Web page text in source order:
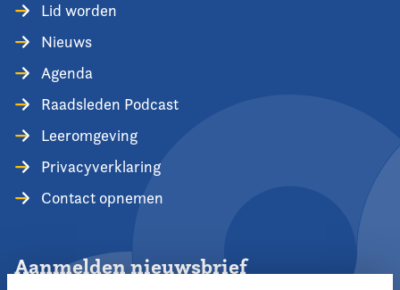
Lid worden
Nieuws
Agenda
Raadsleden Podcast
Leeromgeving
Privacyverklaring
Contact opnemen
Aanmelden nieuwsbrief